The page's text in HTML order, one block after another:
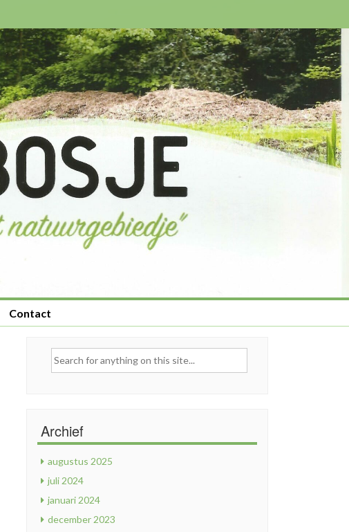
Contact
Search
Archief
augustus 2025
juli 2024
januari 2024
december 2023